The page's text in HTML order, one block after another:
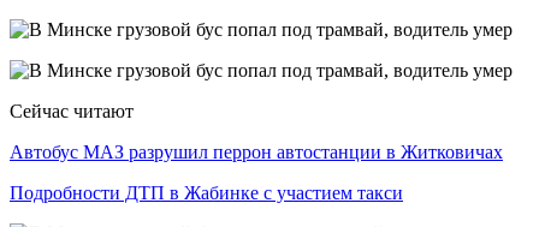
Сейчас читают
Автобус МАЗ разрушил перрон автостанции в Житковичах
Подробности ДТП в Жабинке с участием такси